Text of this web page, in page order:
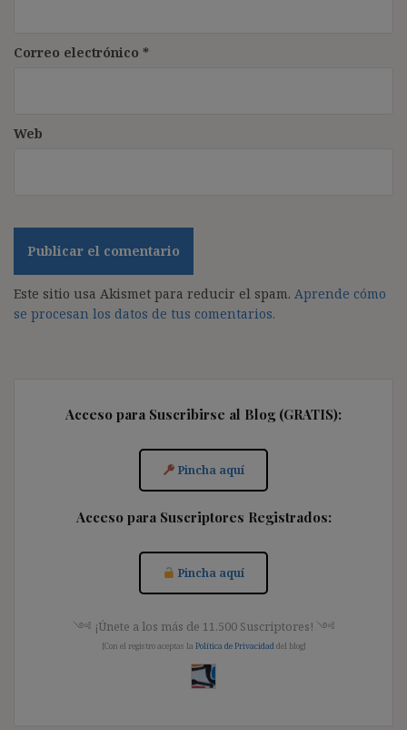
Correo electrónico *
Web
Este sitio usa Akismet para reducir el spam. Aprende cómo
se procesan los datos de tus comentarios.
Acceso para Suscribirse al Blog (GRATIS):
Pincha aquí
Acceso para Suscriptores Registrados:
Pincha aquí
༺ ¡Únete a los más de 11.500 Suscriptores! ༺
[Con el registro aceptas la Política de Privacidad del blog]